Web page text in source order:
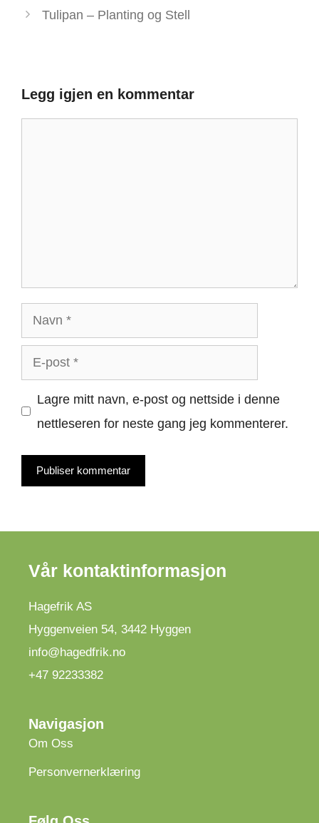
Tulipan – Planting og Stell
Legg igjen en kommentar
Navn
post
Lagre mitt navn, e-post og nettside i denne
nettleseren for neste gang jeg kommenterer.
Vår kontaktinformasjon
Hagefrik AS
Hyggenveien 54, 3442 Hyggen
info@hagedfrik.no
+47 92233382
Navigasjon
Om Oss
Personvernerklæring